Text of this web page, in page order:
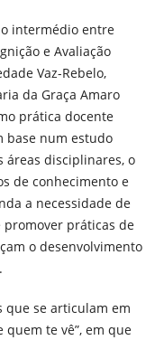
intermédio entre
e Avaliação
Vaz-Rebelo,
da Graça Amaro
prática docente
base num estudo
áreas disciplinares, o
de conhecimento e
a necessidade de
práticas de
o desenvolvimento
que se articulam em
quem te vê”, em que